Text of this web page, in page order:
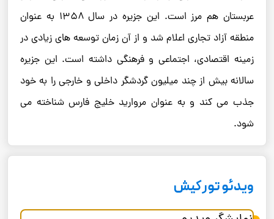
عربستان هم‌ مرز است. این جزیره در سال ۱۳۵۸ به عنوان
منطقه آزاد تجاری اعلام شد و از آن زمان توسعه‌ های زیادی در
زمینه اقتصادی، اجتماعی و فرهنگی داشته است. این جزیره
سالانه بیش از چند میلیون گردشگر داخلی و خارجی را به خود
جذب می ‌کند و به عنوان مروارید خلیج فارس شناخته می
‌شود.
ویدئو تور کیش